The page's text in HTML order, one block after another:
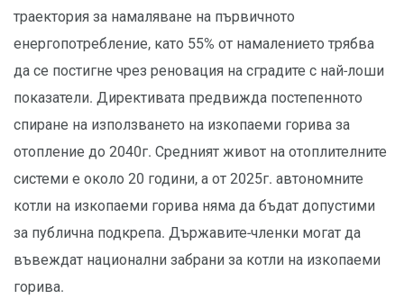
траектория за намаляване на първичното
енергопотребление, като 55% от намалението трябва
да се постигне чрез реновация на сградите с най-лоши
показатели. Директивата предвижда постепенното
спиране на използването на изкопаеми горива за
отопление до 2040г. Средният живот на отоплителните
системи е около 20 години, а от 2025г. автономните
котли на изкопаеми горива няма да бъдат допустими
за публична подкрепа. Държавите-членки могат да
въвеждат национални забрани за котли на изкопаеми
горива.